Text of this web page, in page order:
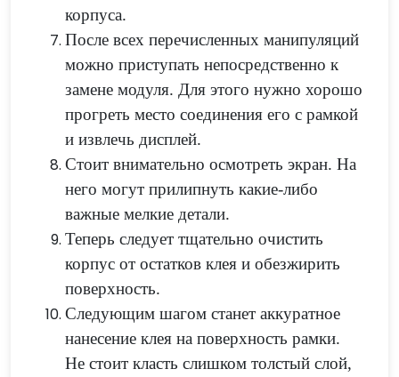
корпуса.
После всех перечисленных манипуляций
можно приступать непосредственно к
замене модуля. Для этого нужно хорошо
прогреть место соединения его с рамкой
и извлечь дисплей.
Стоит внимательно осмотреть экран. На
него могут прилипнуть какие-либо
важные мелкие детали.
Теперь следует тщательно очистить
корпус от остатков клея и обезжирить
поверхность.
Следующим шагом станет аккуратное
нанесение клея на поверхность рамки.
Не стоит класть слишком толстый слой,